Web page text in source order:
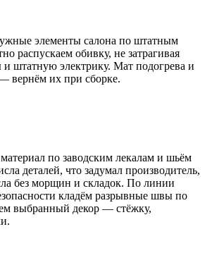
элементы салона по штатным
распускаем обивку, не затрагивая
штатную электрику. Мат подогрева и
вернём их при сборке.
по заводским лекалам и шьём
деталей, что задумал производитель,
без морщин и складок. По линии
кладём разрывные швы по
выбранный декор — стёжку,